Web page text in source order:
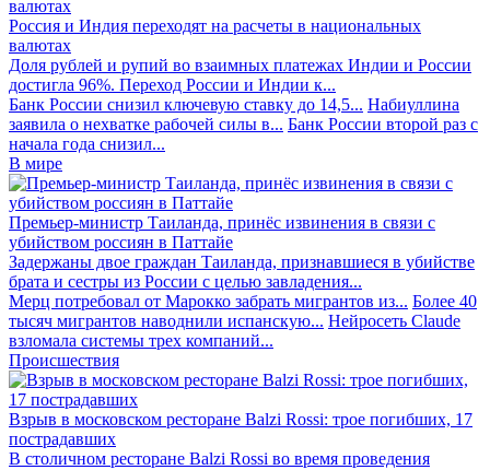
Россия и Индия переходят на расчеты в национальных
валютах
Доля рублей и рупий во взаимных платежах Индии и России
достигла 96%. Переход России и Индии к...
Банк России снизил ключевую ставку до 14,5... Набиуллина
заявила о нехватке рабочей силы в... Банк России второй раз с
начала года снизил...
В мире
Премьер-министр Таиланда, принёс извинения в связи с
убийством россиян в Паттайе
Задержаны двое граждан Таиланда, признавшиеся в убийстве
брата и сестры из России с целью завладения...
Мерц потребовал от Марокко забрать мигрантов из... Более 40
тысяч мигрантов наводнили испанскую... Нейросеть Claude
взломала системы трех компаний...
Происшествия
Взрыв в московском ресторане Balzi Rossi: трое погибших, 17
пострадавших
В столичном ресторане Balzi Rossi во время проведения